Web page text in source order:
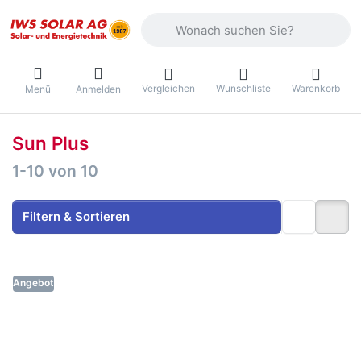
Menü Anmelden Vergleichen Wunschliste Warenkorb
Sun Plus
Suchergebnisse:
1-10 von 10
Filtern & Sortieren
Angebot